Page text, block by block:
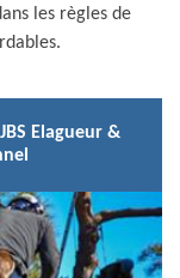
les règles de
Elagueur &